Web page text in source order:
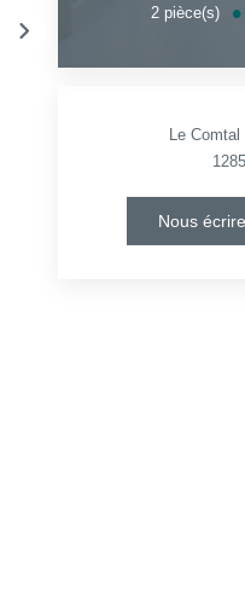
2 pièce(s)
Le
Nous écrire